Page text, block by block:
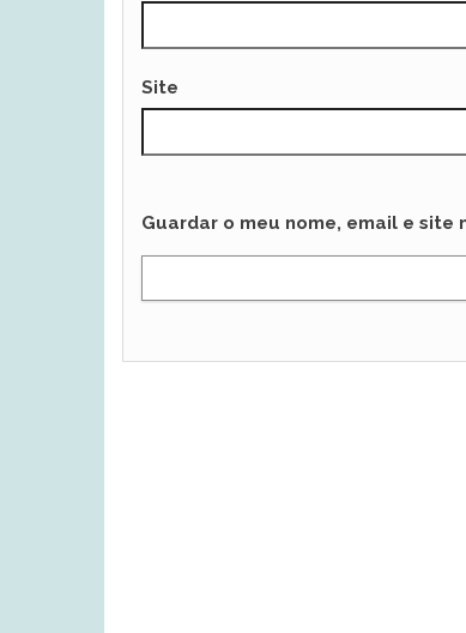
Site
Guardar o meu nome, email e site